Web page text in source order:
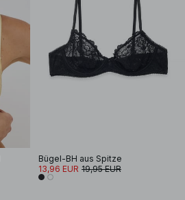
Bügel-BH aus Spitze
13,96 EUR 19,95 EUR